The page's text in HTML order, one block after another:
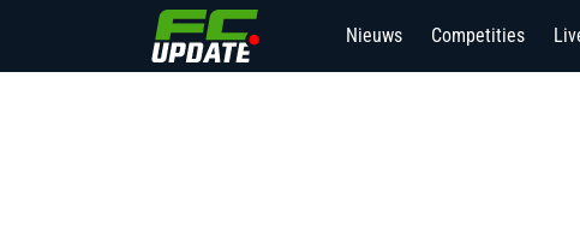
Nieuws Competities